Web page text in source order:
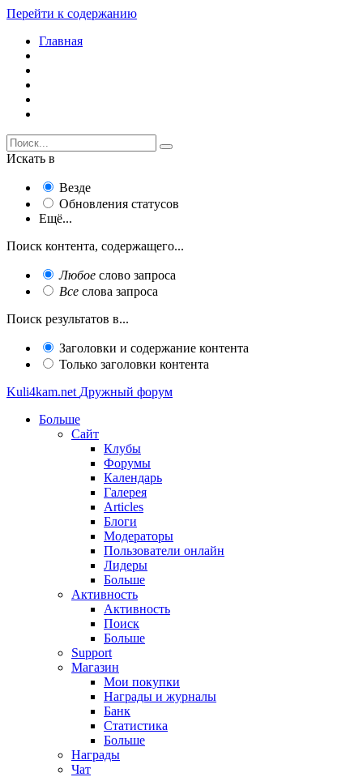
Перейти к содержанию
Главная
Искать в
Везде
Обновления статусов
Ещё...
Поиск контента, содержащего...
Любое слово запроса
Все слова запроса
Поиск результатов в...
Заголовки и содержание контента
Только заголовки контента
Kuli4kam.net Дружный форум
Больше
Сайт
Клубы
Форумы
Календарь
Галерея
Articles
Блоги
Модераторы
Пользователи онлайн
Лидеры
Больше
Активность
Активность
Поиск
Больше
Support
Магазин
Мои покупки
Награды и журналы
Банк
Статистика
Больше
Награды
Чат